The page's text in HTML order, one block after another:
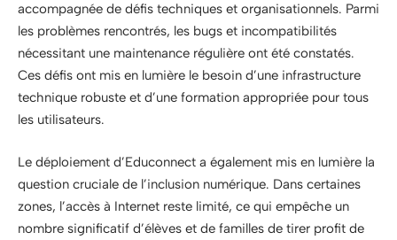
accompagnée de défis techniques et organisationnels. Parmi
les problèmes rencontrés, les bugs et incompatibilités
nécessitant une maintenance régulière ont été constatés.
Ces défis ont mis en lumière le besoin d’une infrastructure
technique robuste et d’une formation appropriée pour tous
les utilisateurs.
Le déploiement d’Educonnect a également mis en lumière la
question cruciale de l’inclusion numérique. Dans certaines
zones, l’accès à Internet reste limité, ce qui empêche un
nombre significatif d’élèves et de familles de tirer profit de